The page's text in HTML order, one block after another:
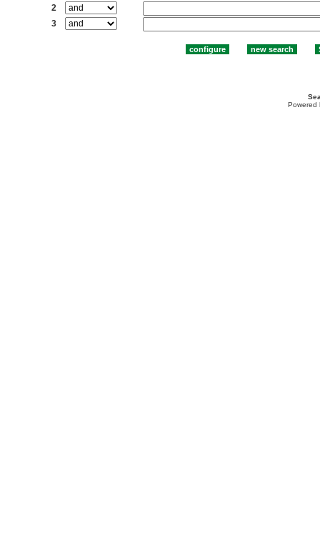
2
3
Powered